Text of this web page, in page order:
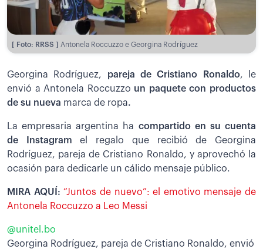
[ Foto: RRSS ] Antonela Roccuzzo e Georgina Rodríguez
Georgina Rodríguez, pareja de Cristiano Ronaldo, le
envió a Antonela Roccuzzo un paquete con productos
de su nueva marca de ropa.
La empresaria argentina ha compartido en su cuenta
de Instagram el regalo que recibió de Georgina
Rodríguez, pareja de Cristiano Ronaldo, y aprovechó la
ocasión para dedicarle un cálido mensaje público.
MIRA AQUÍ:“Juntos de nuevo”: el emotivo mensaje de
Antonela Roccuzzo a Leo Messi
@unitel.bo
Georgina Rodríguez, pareja de Cristiano Ronaldo, envió